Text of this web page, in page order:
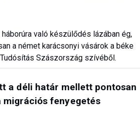
való készülődés lázában ég,
a német karácsonyi vásárok a béke
Szászország szívéből.
a déli határ mellett pontosan
fenyegetés